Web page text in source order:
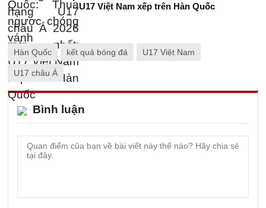
U17 Việt Nam xếp trên Hàn Quốc
Hàn Quốc kết quả bóng đá U17 Việt Nam
U17 châu Á
Bình luận